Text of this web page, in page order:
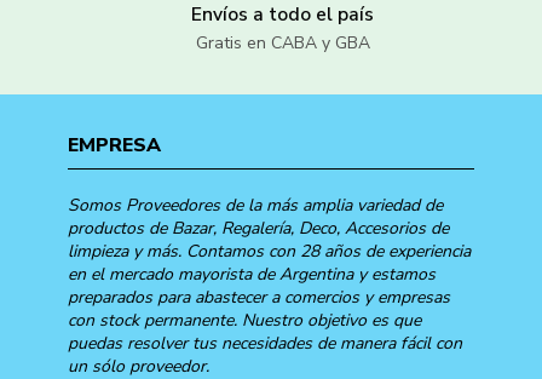
Envíos a todo el país
Gratis en CABA y GBA
EMPRESA
Somos Proveedores de la más amplia variedad de
productos de Bazar, Regalería, Deco, Accesorios de
limpieza y más. Contamos con 28 años de experiencia
en el mercado mayorista de Argentina y estamos
preparados para abastecer a comercios y empresas
con stock permanente. Nuestro objetivo es que
puedas resolver tus necesidades de manera fácil con
un sólo proveedor.